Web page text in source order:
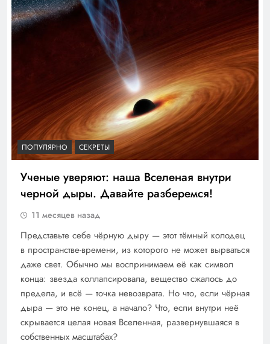
ПОПУЛЯРНО СЕКРЕТЫ
Ученые уверяют: наша Вселеная внутри
черной дыры. Давайте разберемся!
11 месяцев назад
Представьте себе чёрную дыру — этот тёмный колодец
в пространстве-времени, из которого не может вырваться
даже свет. Обычно мы воспринимаем её как символ
конца: звезда коллапсировала, вещество сжалось до
предела, и всё — точка невозврата. Но что, если чёрная
дыра — это не конец, а начало? Что, если внутри неё
скрывается целая новая Вселенная, развернувшаяся в
собственных масштабах?